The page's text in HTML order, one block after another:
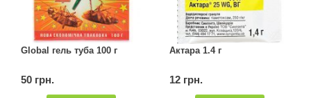
Global гель туба 100 г
50 грн.
Актара 1.4 г
12 грн.
Архив